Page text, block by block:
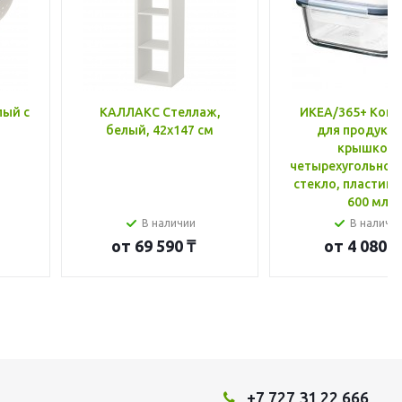
с
КАЛЛАКС Стеллаж,
белый, 42x147 см
В наличии
от 69 590 ₸
ИКЕА/365+
для
крышкой,
стекло, пластик
600 мл
В
от 4 080 ₸
+7 727 31 22 666